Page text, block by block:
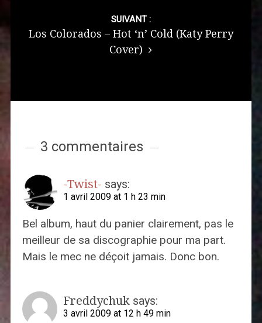
SUIVANT :
Los Colorados – Hot ‘n’ Cold (Katy Perry
Cover)
3 commentaires
-Twist- says:
1 avril 2009 at 1 h 23 min
Bel album, haut du panier clairement, pas le
meilleur de sa discographie pour ma part.
Mais le mec ne déçoit jamais. Donc bon.
Freddychuk says:
3 avril 2009 at 12 h 49 min